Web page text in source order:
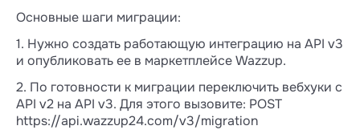
Основные шаги миграции:
1. Нужно создать работающую интеграцию на API v3
и опубликовать ее в маркетплейсе Wazzup.
2. По готовности к миграции переключить вебхуки с
API v2 на API v3. Для этого вызовите: POST
https://api.wazzup24.com/v3/migration